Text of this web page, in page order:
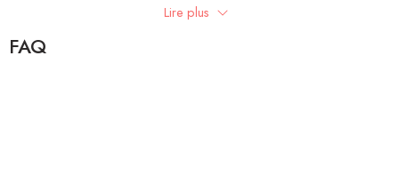
Write a review
Lire plus
FAQ